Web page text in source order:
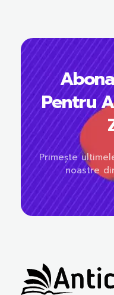
Pentru
Primește
noastre